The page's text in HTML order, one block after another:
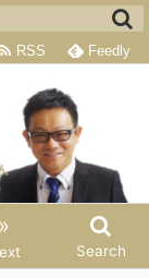
»
Search
RSS Feedly